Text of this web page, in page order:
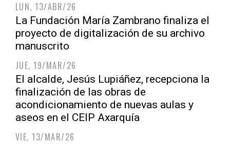
LUN, 13/ABR/26
La Fundación María Zambrano finaliza el
proyecto de digitalización de su archivo
manuscrito
JUE, 19/MAR/26
El alcalde, Jesús Lupiáñez, recepciona la
finalización de las obras de
acondicionamiento de nuevas aulas y
aseos en el CEIP Axarquía
VIE, 13/MAR/26